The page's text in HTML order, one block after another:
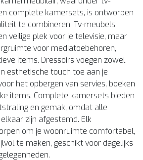
complete kamersets, is ontworpen
te combineren. Tv-meubels
veilige plek voor je televisie, maar
voor mediatoebehoren,
items. Dressoirs voegen zowel
esthetische touch toe aan je
het opbergen van servies, boeken
items. Complete kamersets bieden
en gemak, omdat alle
zijn afgestemd. Elk
om je woonruimte comfortabel,
te maken, geschikt voor dagelijks